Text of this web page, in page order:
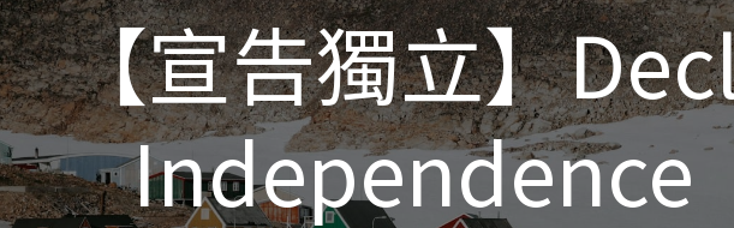
【宣告獨立】
【宣告獨立】